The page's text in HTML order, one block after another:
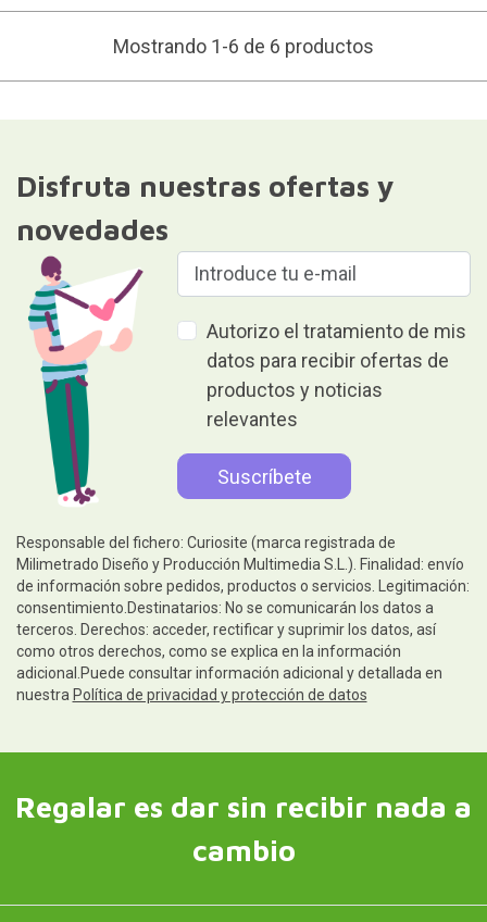
Mostrando 1-6 de 6 productos
Disfruta nuestras ofertas y
novedades
Autorizo el tratamiento de mis
datos para recibir ofertas de
productos y noticias
relevantes
Responsable del fichero: Curiosite (marca registrada de
Milimetrado Diseño y Producción Multimedia S.L.). Finalidad: envío
de información sobre pedidos, productos o servicios. Legitimación:
consentimiento.Destinatarios: No se comunicarán los datos a
terceros. Derechos: acceder, rectificar y suprimir los datos, así
como otros derechos, como se explica en la información
adicional.Puede consultar información adicional y detallada en
nuestra Política de privacidad y protección de datos
Regalar es dar sin recibir nada a
cambio